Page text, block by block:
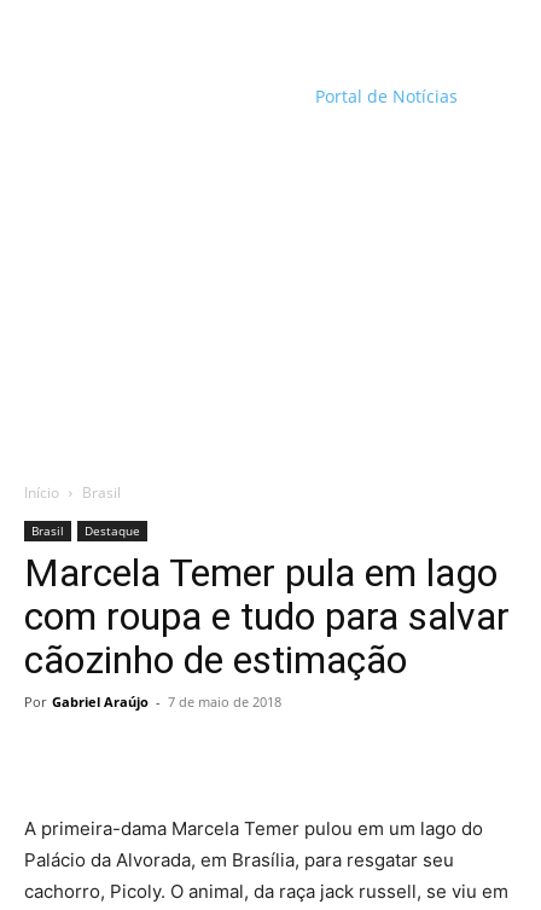
Portal de Notícias
Início Brasil
Brasil Destaque
Marcela Temer pula em lago
com roupa e tudo para salvar
cãozinho de estimação
Por Gabriel Araújo - 7 de maio de 2018
A primeira-dama Marcela Temer pulou em um lago do
Palácio da Alvorada, em Brasília, para resgatar seu
cachorro, Picoly. O animal, da raça jack russell, se viu em